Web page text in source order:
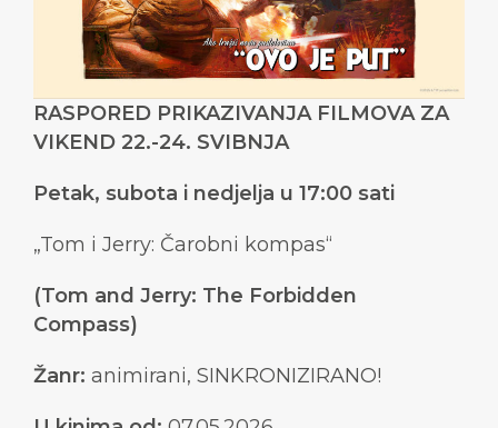
RASPORED PRIKAZIVANJA FILMOVA ZA
VIKEND 22.-24. SVIBNJA
Petak, subota i nedjelja u 17:00 sati
„Tom i Jerry: Čarobni kompas“
(Tom and Jerry: The Forbidden
Compass)
Žanr: animirani, SINKRONIZIRANO!